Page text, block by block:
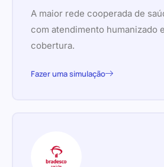
A maior rede cooperada de
com atendimento humanizado
cobertura.
Fazer uma simulação